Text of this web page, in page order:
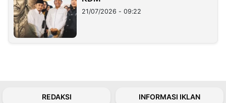
21/07/2026 - 09:22
REDAKSI INFORMASI IKLAN